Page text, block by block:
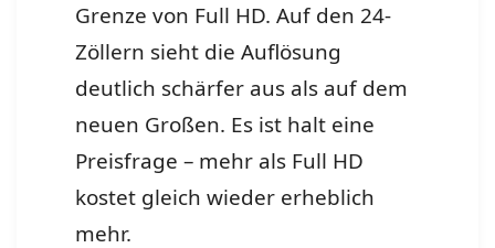
Grenze von Full HD. Auf den 24-
Zöllern sieht die Auflösung
deutlich schärfer aus als auf dem
neuen Großen. Es ist halt eine
Preisfrage – mehr als Full HD
kostet gleich wieder erheblich
mehr.